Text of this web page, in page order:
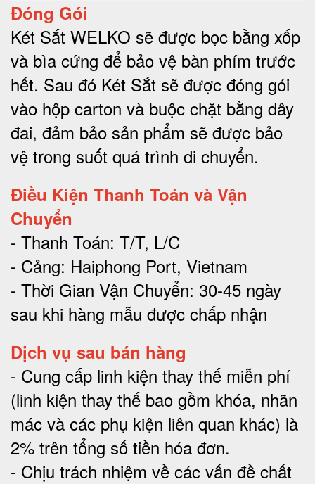
Đóng Gói
Két Sắt WELKO sẽ được bọc bằng xốp
và bìa cứng để bảo vệ bàn phím trước
hết. Sau đó Két Sắt sẽ được đóng gói
vào hộp carton và buộc chặt bằng dây
đai, đảm bảo sản phẩm sẽ được bảo
vệ trong suốt quá trình di chuyển.
Điều Kiện Thanh Toán và Vận
Chuyển
- Thanh Toán: T/T, L/C
- Cảng: Haiphong Port, Vietnam
- Thời Gian Vận Chuyển: 30-45 ngày
sau khi hàng mẫu được chấp nhận
Dịch vụ sau bán hàng
- Cung cấp linh kiện thay thế miễn phí
(linh kiện thay thế bao gồm khóa, nhãn
mác và các phụ kiện liên quan khác) là
2% trên tổng số tiền hóa đơn.
- Chịu trách nhiệm về các vấn đề chất